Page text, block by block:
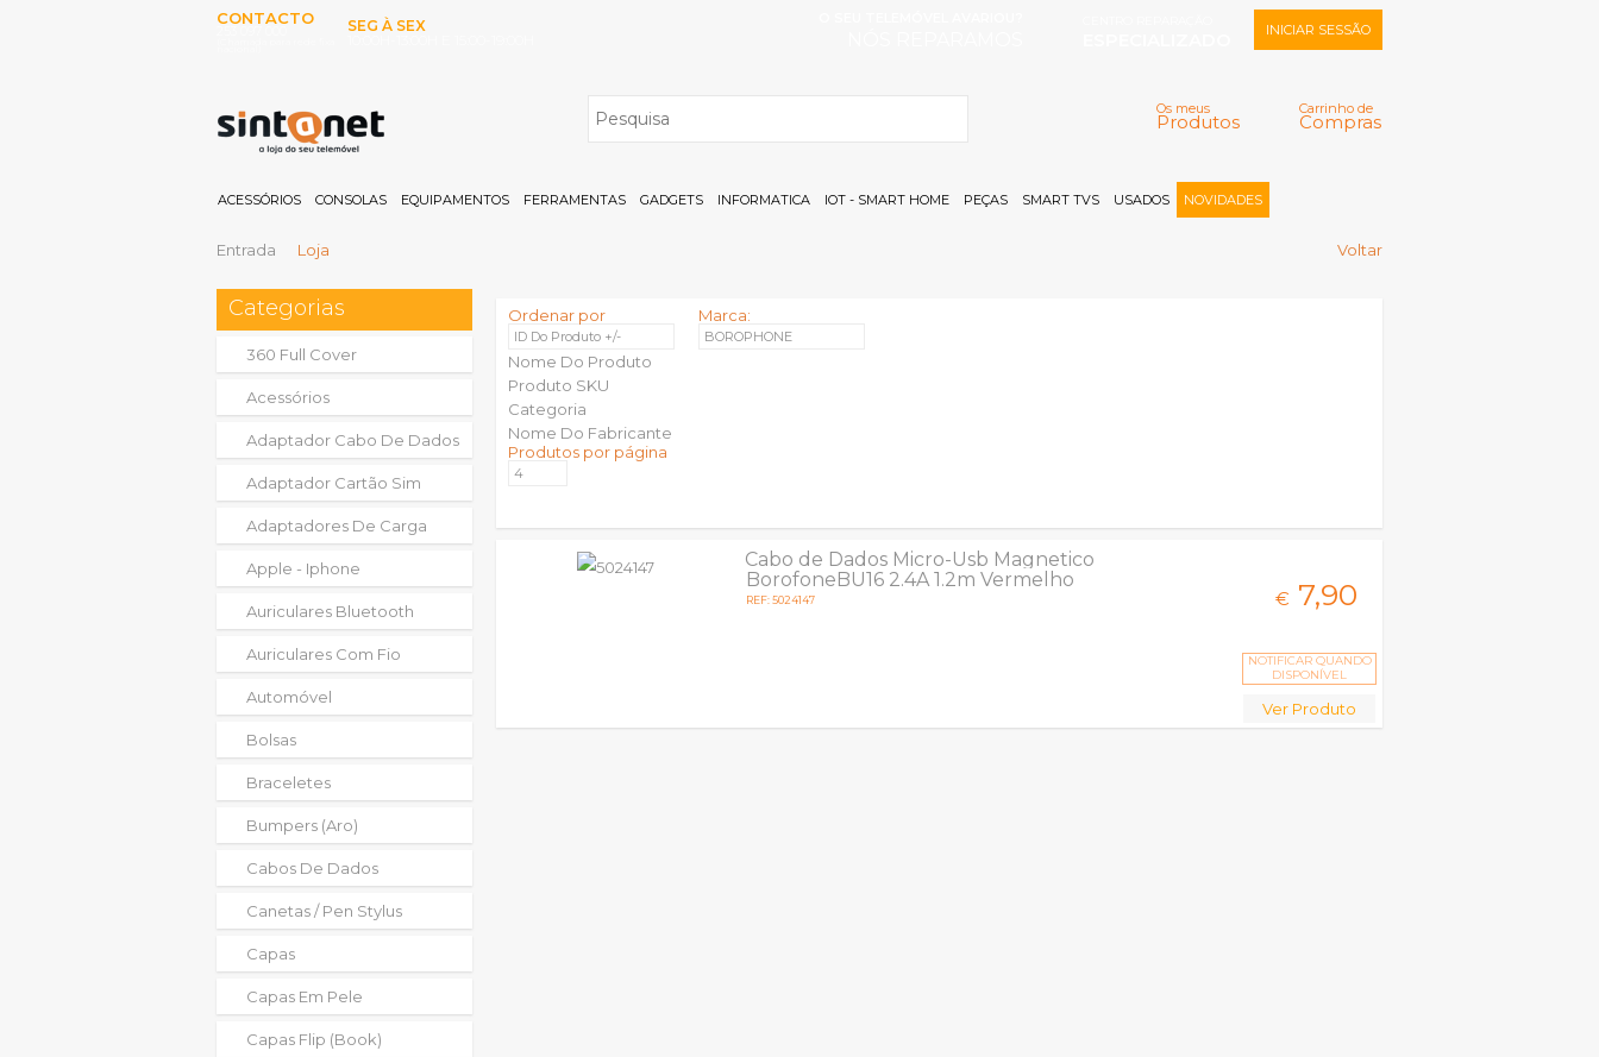
CONTACTO
SEG À SEX
Carrinho de
Compras
Os meus
Produtos
INICIAR SESSÃO
Memorizar
Registar |
ACESSÓRIOS CONSOLAS EQUIPAMENTOS FERRAMENTAS GADGETS INFORMATICA IOT - SMART HOME PEÇAS SMART TVS USADOS NOVIDADES
Entrada Loja Voltar
Categorias
360 Full Cover
Acessórios
Adaptador Cabo De Dados
Adaptador Cartão Sim
Adaptadores De Carga
Apple - Iphone
Auriculares Bluetooth
Auriculares Com Fio
Automóvel
Bolsas
Braceletes
Bumpers (aro)
Cabos De Dados
Canetas / Pen Stylus
Capas
Capas Em Pele
Capas Flip (book)
Ordenar por
ID Do Produto +/-
Nome Do Produto
Produto SKU
Categoria
Nome Do Fabricante
Marca:
BOROPHONE
Produtos por página
Cabo de Dados Micro-Usb Magnetico
BorofoneBU16 2.4A 1.2m Vermelho
REF: 5024147 € 7,90
NOTIFICAR QUANDO
DISPONÍVEL
Ver Produto